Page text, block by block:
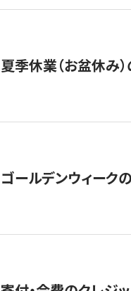
夏季休業（お盆休み
ゴールデンウィーク